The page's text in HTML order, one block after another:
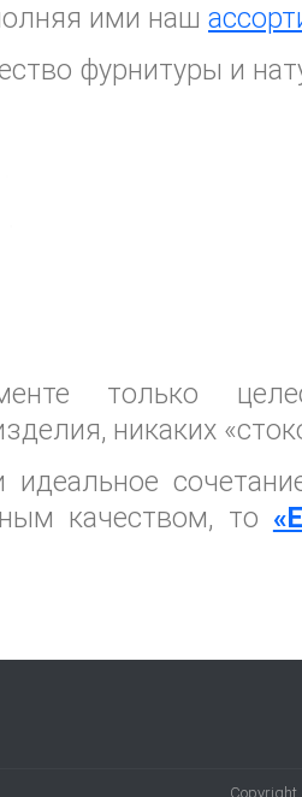
ими наш
фурнитуры и
только
никаких
качеством, то